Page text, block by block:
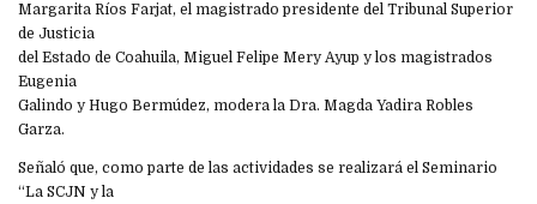
Margarita Ríos Farjat, el magistrado presidente del Tribunal Superior
de Justicia
del Estado de Coahuila, Miguel Felipe Mery Ayup y los magistrados
Eugenia
Galindo y Hugo Bermúdez, modera la Dra. Magda Yadira Robles
Garza.
Señaló que, como parte de las actividades se realizará el Seminario
“La SCJN y la